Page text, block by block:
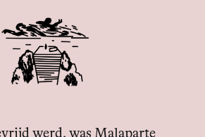
werd, was Malaparte